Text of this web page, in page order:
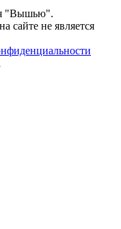
"Вышью".
сайте не является